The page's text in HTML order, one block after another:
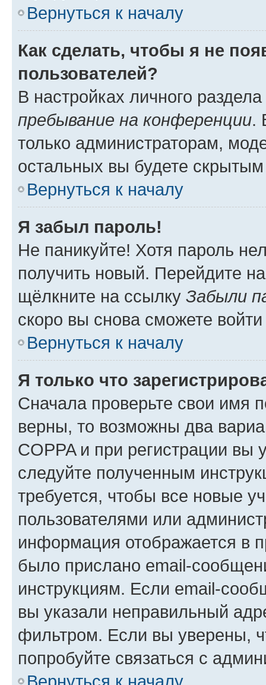
Вернуться к началу
Как сделать, чтобы я не
пользователей?
В настройках личного
пребывание на конференции.
только администраторам,
остальных вы будете
Вернуться к началу
Я забыл пароль!
Не паникуйте! Хотя пароль
получить новый. Перейдите
щёлкните на ссылку Забыли
скоро вы снова сможете
Вернуться к началу
Я только что
Сначала проверьте свои имя
верны, то возможны два
COPPA и при регистрации вы
следуйте полученным
требуется, чтобы все новые
пользователями или
информация отображается в
было прислано email-
инструкциям. Если email-
вы указали неправильный
фильтром. Если вы уверены,
попробуйте связаться с
Вернуться к началу